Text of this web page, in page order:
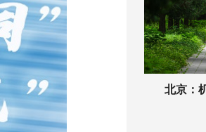
北京：